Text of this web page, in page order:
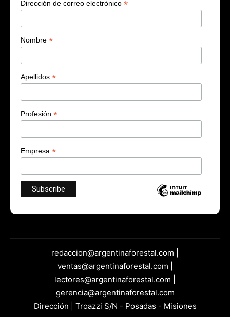
Dirección de correo electrónico *
Nombre *
Apellidos *
Profesión *
Empresa *
redaccion@argentinaforestal.com |
ventas@argentinaforestal.com |
lectores@argentinaforestal.com |
gerencia@argentinaforestal.com
Dirección | Troazzi S/N - Posadas - Misiones